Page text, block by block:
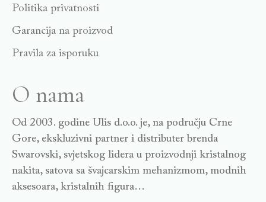
Politika privatnosti
Garancija na proizvod
Pravila za isporuku
O nama
Od 2003. godine Ulis d.o.o. je, na području Crne
Gore, ekskluzivni partner i distributer brenda
Swarovski, svjetskog lidera u proizvodnji kristalnog
nakita, satova sa švajcarskim mehanizmom, modnih
aksesoara, kristalnih figura…